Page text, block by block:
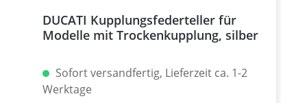
DUCATI Kupplungsfederteller für
Modelle mit Trockenkupplung, silber
Sofort versandfertig, Lieferzeit ca. 1-2
Werktage